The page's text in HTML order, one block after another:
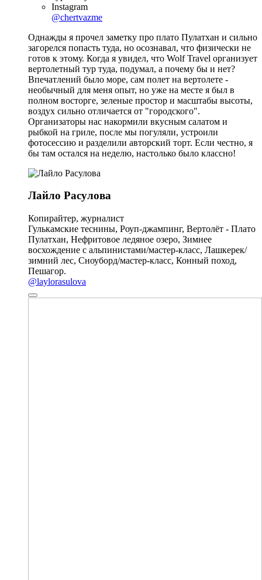
Instagram
@chertvazme
Однажды я прочел заметку про плато Пулатхан и сильно
загорелся попасть туда, но осознавал, что физически не
готов к этому. Когда я увидел, что Wolf Travel организует
вертолетный тур туда, подумал, а почему бы и нет?
Впечатлений было море, сам полет на вертолете -
необычный для меня опыт, но уже на месте я был в
полном восторге, зеленые простор и масштабы высоты,
воздух сильно отличается от "городского".
Организаторы нас накормили вкусным салатом и
рыбкой на гриле, после мы погуляли, устроили
фотосессию и разделили авторский торт. Если честно, я
бы там остался на неделю, настолько было классно!
Лайло Расулова
Копирайтер, журналист
Гулькамские теснины, Роуп-джампинг, Вертолёт - Плато
Пулатхан, Нефритовое ледяное озеро, Зимнее
восхождение с альпинистами/мастер-класс, Лашкерек/
зимний лес, Сноуборд/мастер-класс, Конный поход,
Пешагор.
@laylorasulova